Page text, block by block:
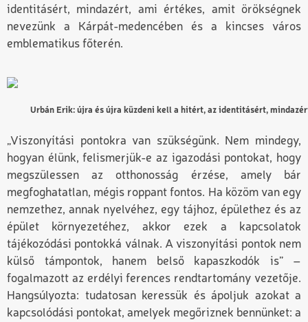
identitásért, mindazért, ami értékes, amit örökségnek
nevezünk a Kárpát-medencében és a kincses város
emblematikus főterén.
Urbán Erik: újra és újra küzdeni kell a hitért, az identitásért,
„Viszonyítási pontokra van szükségünk. Nem mindegy,
hogyan élünk, felismerjük-e az igazodási pontokat, hogy
megszülessen az otthonosság érzése, amely bár
megfoghatatlan, mégis roppant fontos. Ha közöm van egy
nemzethez, annak nyelvéhez, egy tájhoz, épülethez és az
épület környezetéhez, akkor ezek a kapcsolatok
tájékozódási pontokká válnak. A viszonyítási pontok nem
külső támpontok, hanem belső kapaszkodók is” –
fogalmazott az erdélyi ferences rendtartomány vezetője.
Hangsúlyozta: tudatosan keressük és ápoljuk azokat a
kapcsolódási pontokat, amelyek megőriznek bennünket: a